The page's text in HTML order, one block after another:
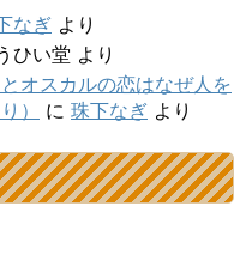
なぎ より
ひい堂 より
オスカルの恋はなぜ人を
）
に 珠下なぎ より